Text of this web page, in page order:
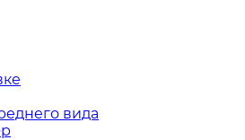
вида